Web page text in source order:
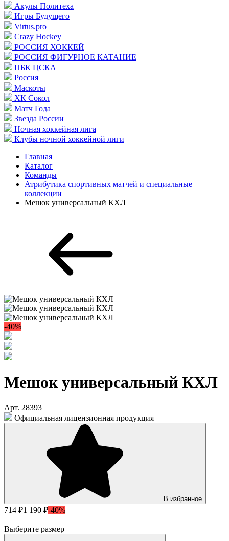
Акулы Политеха
Игры Будущего
Virtus.pro
Crazy Hockey
РОССИЯ ХОККЕЙ
РОССИЯ ФИГУРНОЕ КАТАНИЕ
ПБК ЦСКА
Россия
Маскоты
ХК Сокол
Матч Года
Звезда России
Ночная хоккейная лига
Клубы ночной хоккейной лиги
Главная
Каталог
Команды
Атрибутика спортивных матчей и специальные
коллекции
Мешок универсальный КХЛ
-40%
Мешок универсальный КХЛ
Арт. 28393
Официальная лицензионная продукция
В избранное
714 ₽1 190 ₽-40%
Выберите размер